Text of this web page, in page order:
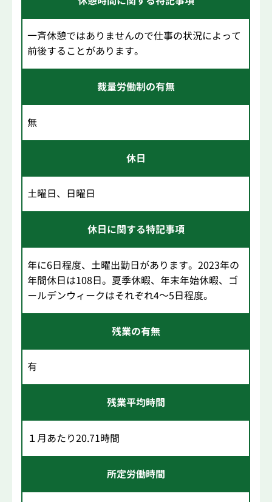
一斉休憩ではありませんので仕事の状況によって
前後することがあります。
裁量労働制の有無
無
休日
土曜日、日曜日
休日に関する特記事項
年に6日程度、土曜出勤日があります。2023年の
年間休日は108日。夏季休暇、年末年始休暇、ゴ
ールデンウィークはそれぞれ4～5日程度。
残業の有無
有
残業平均時間
１月あたり20.71時間
所定労働時間